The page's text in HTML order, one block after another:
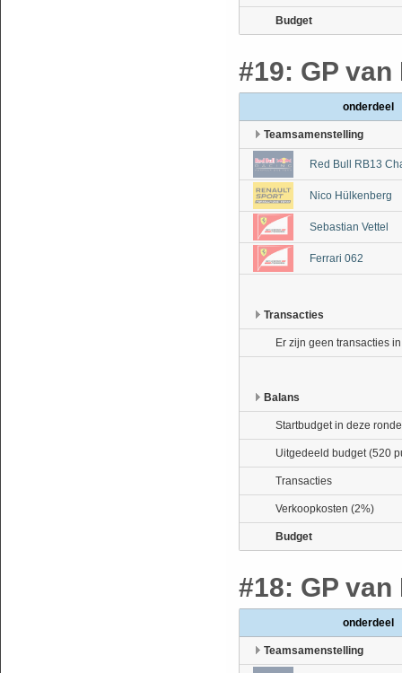
Budget
#19: GP
onderdeel
Teamsamenstelling
Red Bull RB13
Nico Hülkenberg
Sebastian Vettel
Ferrari 062
Transacties
Er zijn geen transacties
Balans
Startbudget in deze ronde
Uitgedeeld budget (520
Transacties
Verkoopkosten (2%)
Budget
#18: GP
onderdeel
Teamsamenstelling